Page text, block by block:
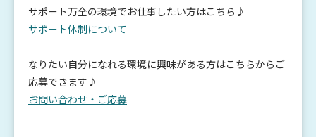
サポート万全の環境でお仕事したい方はこちら♪
サポート体制について
なりたい自分になれる環境に興味がある方はこちらからご
応募できます♪
お問い合わせ・ご応募